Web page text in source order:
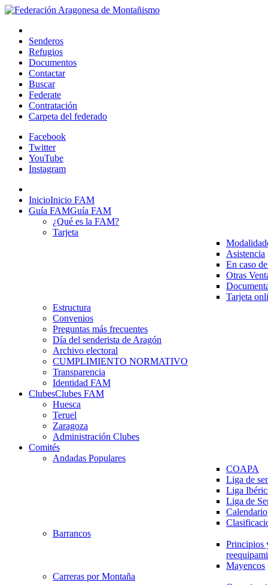
Senderos
Refugios
Documentos
Contactar
Buscar
Federate
Contratación
Carpeta del federado
Facebook
Twitter
YouTube
Instagram
InicioInicio FAM
Guía FAMGuía FAM
¿Qué es la FAM?
Tarjeta
Asistencia
En caso
Otras
Tarjeta
Estructura
Convenios
Preguntas más frecuentes
Día del senderista de Aragón
Archivo electoral
CUMPLIMIENTO NORMATIVO
Transparencia
Identidad FAM
ClubesClubes FAM
Huesca
Teruel
Zaragoza
Administración Clubes
Comités
Andadas Populares
COAPA
Liga de
Liga
Liga de
Calendario
Barrancos
Principios
Mayencos
Carreras por Montaña